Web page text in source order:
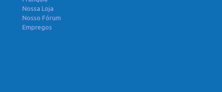
Nossa Loja
Nosso Fórum
Empregos